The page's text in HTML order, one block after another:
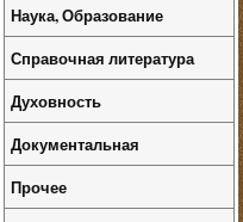
Наука, Образование
Справочная литература
Духовность
Документальная
Прочее